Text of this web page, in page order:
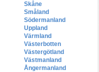
Skåne
Småland
Södermanland
Uppland
Värmland
Västerbotten
Västergötland
Västmanland
Ångermanland